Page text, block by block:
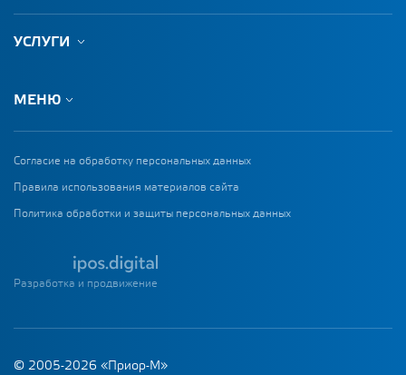
УСЛУГИ
МЕНЮ
Согласие на обработку персональных данных
Правила использования материалов сайта
Политика обработки и защиты персональных данных
Разработка и продвижение
© 2005-2026 «Приор-М»